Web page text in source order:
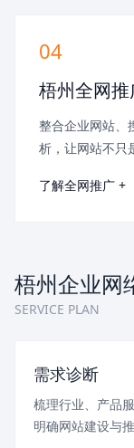
04
梧州全网推
整合企业网站、
析，让网站不只
了解全网推广 +
梧州企业网
SERVICE PLAN
需求诊断
梳理行业、产品
明确网站建设与推